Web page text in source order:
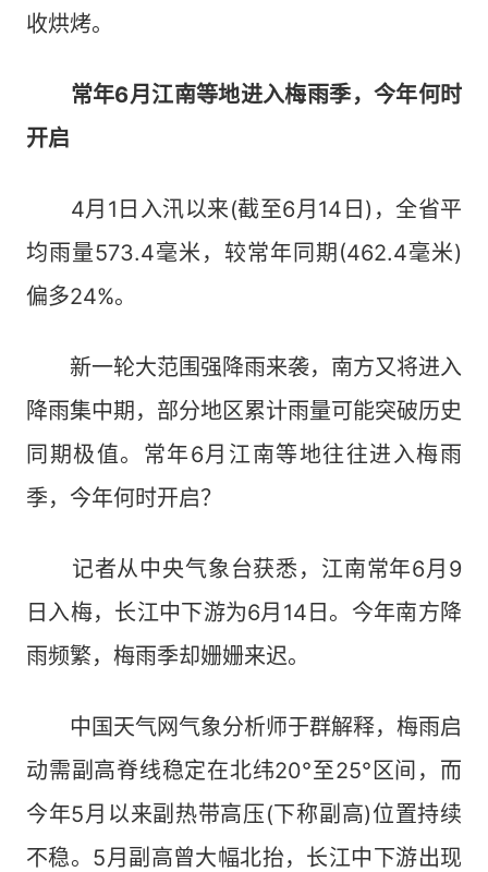
收烘烤。
常年6月江南等地进入梅雨季，今年何时
开启
4月1日入汛以来(截至6月14日)，全省平
均雨量573.4毫米，较常年同期(462.4毫米)
偏多24%。
新一轮大范围强降雨来袭，南方又将进入
降雨集中期，部分地区累计雨量可能突破历史
同期极值。常年6月江南等地往往进入梅雨
季，今年何时开启？
记者从中央气象台获悉，江南常年6月9
日入梅，长江中下游为6月14日。今年南方降
雨频繁，梅雨季却姗姗来迟。
中国天气网气象分析师于群解释，梅雨启
动需副高脊线稳定在北纬20°至25°区间，而
今年5月以来副热带高压(下称副高)位置持续
不稳。5月副高曾大幅北抬，长江中下游出现